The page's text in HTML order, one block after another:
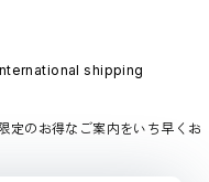
shipping
定のお得なご案内をいち早くお